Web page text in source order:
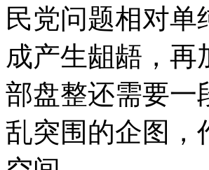
民党问题相对单
成产生龃龉，再
部盘整还需要一
乱突围的企图，